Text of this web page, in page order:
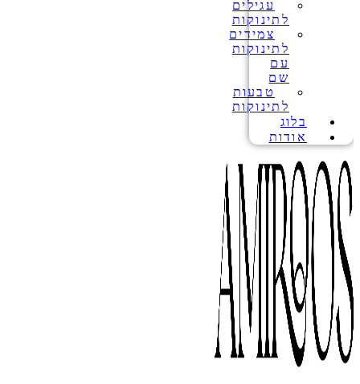
עגילים
לתינוקות
צמידים
לתינוקות
עם
שם
טבעות
לתינוקות
בלוג
אודות